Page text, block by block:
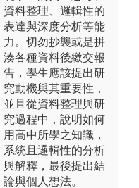
資料整理、邏輯性的
表達與深度分析等能
力。切勿抄襲或是拼
湊各種資料後繳交報
告，學生應該提出研
究動機與其重要性，
並且從資料整理與研
究過程中，說明如何
用高中所學之知識，
系統且邏輯性的分析
與解釋，最後提出結
論與個人想法。